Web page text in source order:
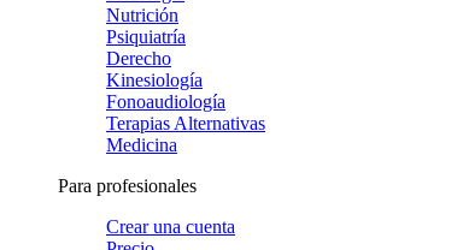
Nutrición
Psiquiatría
Derecho
Kinesiología
Fonoaudiología
Terapias Alternativas
Medicina
Para profesionales
Crear una cuenta